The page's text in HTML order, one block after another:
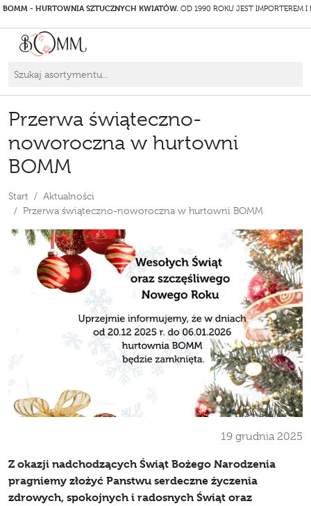
BOMM - HURTOWNIA SZTUCZNYCH KWIATÓW. OD 1990 ROKU JEST IMPORTEREM
Przerwa świąteczno-
noworoczna w hurtowni
BOMM
Start
Aktualności
Przerwa świąteczno-noworoczna w hurtowni BOMM
19 grudnia 2025
Z okazji nadchodzących Świąt Bożego Narodzenia
pragniemy złożyć Panstwu serdeczne życzenia
zdrowych, spokojnych i radosnych Świąt oraz